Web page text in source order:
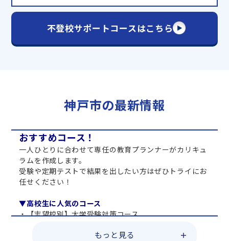
不登校サポートコースはこちら
神戸市の最新情報
おすすめコース！
一人ひとりに合わせて専任の教育プランナーがカリキュ
ラムを作成します。
受験や定期テストで結果を出したい方はぜひトライにお
任せください！
▼高校生に人気のコース
・【志望校別】大学受験対策コース
・総合型選抜直前対策コース
もっと見る